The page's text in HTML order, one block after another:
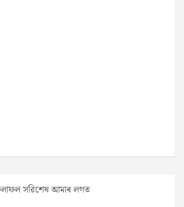
ফলাফল সৱিশেষ আমাৰ লগত